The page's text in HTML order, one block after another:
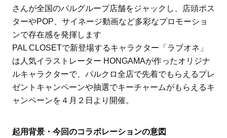
さんが全国のパルグループ店舗をジャックし、店頭ポス
ターやPOP、サイネージ動画など多彩なプロモーショ
ンで存在感を発揮します
PAL CLOSETで新登場するキャラクター「ラブオネ」
は人気イラストレーター HONGAMAが作ったオリジナ
ルキャラクターで、パルクロ全店で先着でもらえるプレ
ゼントキャンペーンや抽選でキーチャームがもらえるキ
ャンペーンを４月２日より開催。
起用背景・今回のコラボレーションの意図